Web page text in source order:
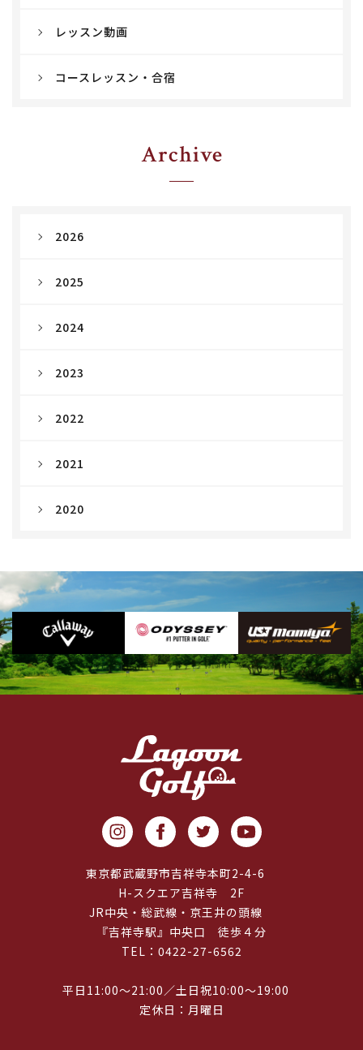
レッスン動画
コースレッスン・合宿
Archive
2026
2025
2024
2023
2022
2021
2020
東京都武蔵野市吉祥寺本町2-4-6
H-スクエア吉祥寺 2F
JR中央・総武線・京王井の頭線
『吉祥寺駅』中央口 徒歩４分
TEL：0422-27-6562
平日11:00～21:00／土日祝10:00～19:00
定休日：月曜日